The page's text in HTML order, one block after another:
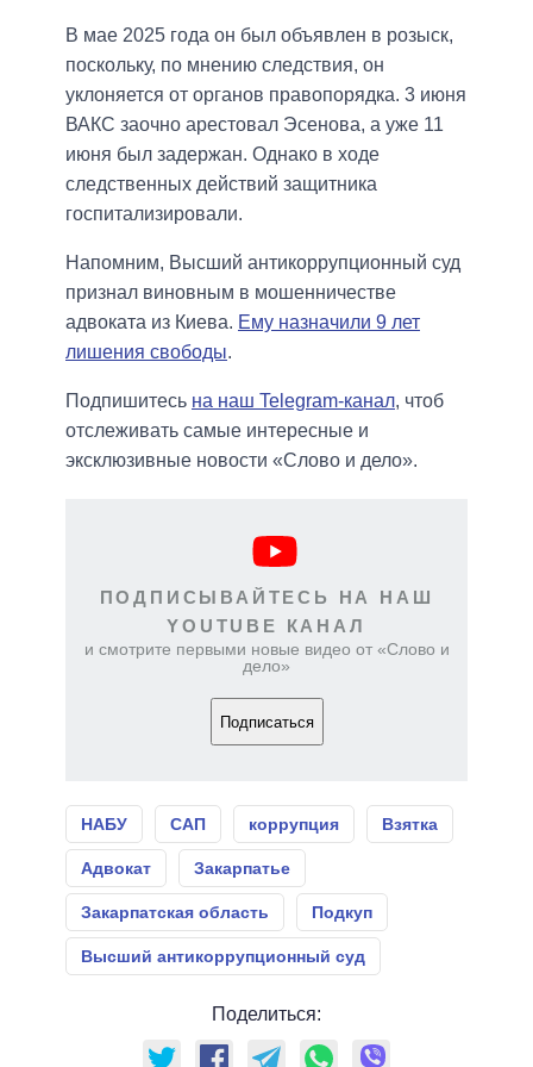
В мае 2025 года он был объявлен в розыск,
поскольку, по мнению следствия, он
уклоняется от органов правопорядка. 3 июня
ВАКС заочно арестовал Эсенова, а уже 11
июня был задержан. Однако в ходе
следственных действий защитника
госпитализировали.
Напомним, Высший антикоррупционный суд
признал виновным в мошенничестве
адвоката из Киева. Ему назначили 9 лет
лишения свободы.
Подпишитесь на наш Telegram-канал, чтоб
отслеживать самые интересные и
эксклюзивные новости «Слово и дело».
ПОДПИСЫВАЙТЕСЬ НА НАШ
YOUTUBE КАНАЛ
и смотрите первыми новые видео от «Слово и
дело»
Подписаться
НАБУ САП коррупция Взятка
Адвокат Закарпатье
Закарпатская область Подкуп
Высший антикоррупционный суд
Поделиться: